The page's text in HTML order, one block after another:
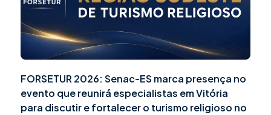
FORSETUR 2026: Senac-ES marca presença no
evento que reunirá especialistas em Vitória
para discutir e fortalecer o turismo religioso no